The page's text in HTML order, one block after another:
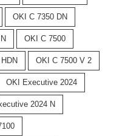
OKI C 7350 DN
OKI C 7500
OKI C 7500 V 2
OKI Executive 2024
2024 N